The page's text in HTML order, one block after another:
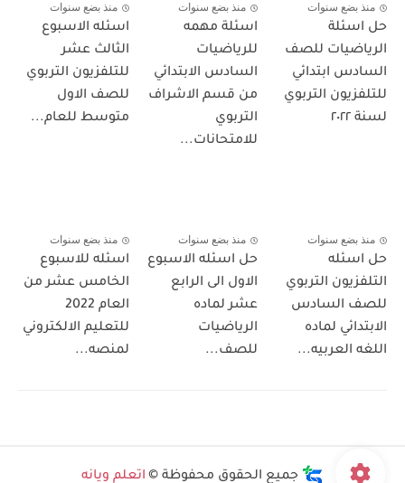
منذ بضع سنوات
حل اسئلة
الرياضيات للصف
السادس ابتدائي
للتلفزيون التربوي
لسنة ٢٠٢٢
منذ بضع سنوات
اسئلة مهمه
للرياضيات
السادس الابتدائي
من قسم الاشراف
التربوي
للامتحانات...
منذ بضع سنوات
اسئله الاسبوع
الثالث عشر
للتلفزيون التربوي
للصف الاول
متوسط للعام...
منذ بضع سنوات
حل اسئله
التلفزيون التربوي
للصف السادس
الابتدائي لماده
اللغه العربيه...
منذ بضع سنوات
حل اسئله الاسبوع
الاول الى الرابع
عشر لماده
الرياضيات
للصف...
منذ بضع سنوات
اسئله للاسبوع
الخامس عشر من
العام 2022
للتعليم الالكتروني
لمنصه...
جميع الحقوق محفوظة © اتعلم ويانه